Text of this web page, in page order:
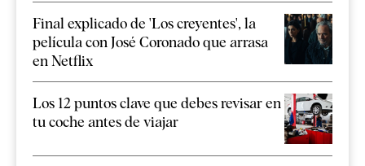
Final explicado de 'Los creyentes', la
película con José Coronado que arrasa
en Netflix
Los 12 puntos clave que debes revisar en
tu coche antes de viajar